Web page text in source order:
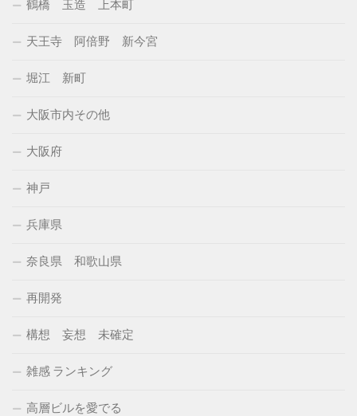
鶴橋 玉造 上本町
天王寺 阿倍野 新今宮
堀江 新町
大阪市内その他
大阪府
神戸
兵庫県
奈良県 和歌山県
再開発
構想 妄想 未確定
雑感 ランキング
高層ビルを愛でる